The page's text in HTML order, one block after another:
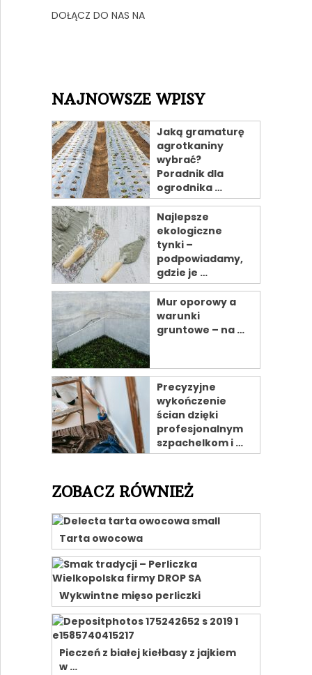
DOŁĄCZ DO NAS NA
NAJNOWSZE WPISY
Jaką gramaturę
agrotkaniny
wybrać?
Poradnik dla
ogrodnika …
Najlepsze
ekologiczne
tynki –
podpowiadamy,
gdzie je …
Mur oporowy a
warunki
gruntowe – na …
Precyzyjne
wykończenie
ścian dzięki
profesjonalnym
szpachelkom i …
ZOBACZ RÓWNIEŻ
Tarta owocowa
Wykwintne mięso perliczki
Pieczeń z białej kiełbasy z jajkiem
w …